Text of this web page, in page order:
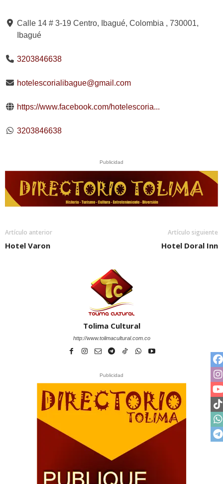
Calle 14 # 3-19 Centro, Ibagué, Colombia , 730001,
Ibagué
3203846638
hotelescorialibague@gmail.com
https://www.facebook.com/hotelescoria...
3203846638
Publicidad
Artículo anterior
Hotel Varon
Artículo siguiente
Hotel Doral Inn
Tolima Cultural
http://www.tolimacultural.com.co
Publicidad